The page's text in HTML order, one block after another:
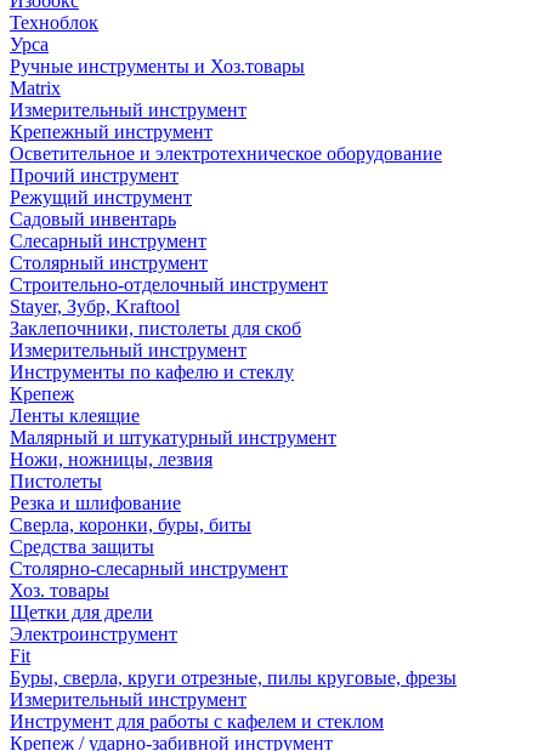
Техноблок
Урса
Ручные инструменты и Хоз.товары
Matrix
Измерительный инструмент
Крепежный инструмент
Осветительное и электротехническое оборудование
Прочий инструмент
Режущий инструмент
Садовый инвентарь
Слесарный инструмент
Столярный инструмент
Строительно-отделочный инструмент
Stayer, Зубр, Kraftool
Заклепочники, пистолеты для скоб
Измерительный инструмент
Инструменты по кафелю и стеклу
Крепеж
Ленты клеящие
Малярный и штукатурный инструмент
Ножи, ножницы, лезвия
Пистолеты
Резка и шлифование
Сверла, коронки, буры, биты
Средства защиты
Столярно-слесарный инструмент
Хоз. товары
Щетки для дрели
Электроинструмент
Fit
Буры, сверла, круги отрезные, пилы круговые, фрезы
Измерительный инструмент
Инструмент для работы с кафелем и стеклом
Крепеж / ударно-забивной инструмент